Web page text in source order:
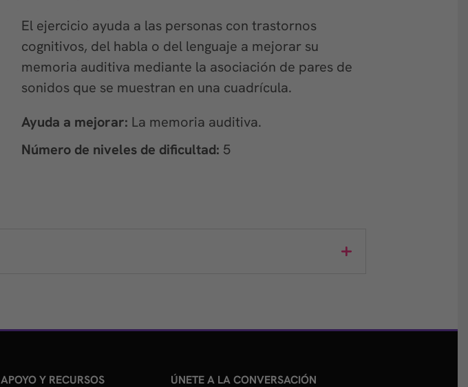
El ejercicio ayuda a las personas con trastornos
cognitivos, del habla o del lenguaje a mejorar su
memoria auditiva mediante la asociación de pares de
sonidos que se muestran en una cuadrícula.
Ayuda a mejorar: La memoria auditiva.
Número de niveles de dificultad: 5
APOYO Y RECURSOS ÚNETE A LA CONVERSACIÓN